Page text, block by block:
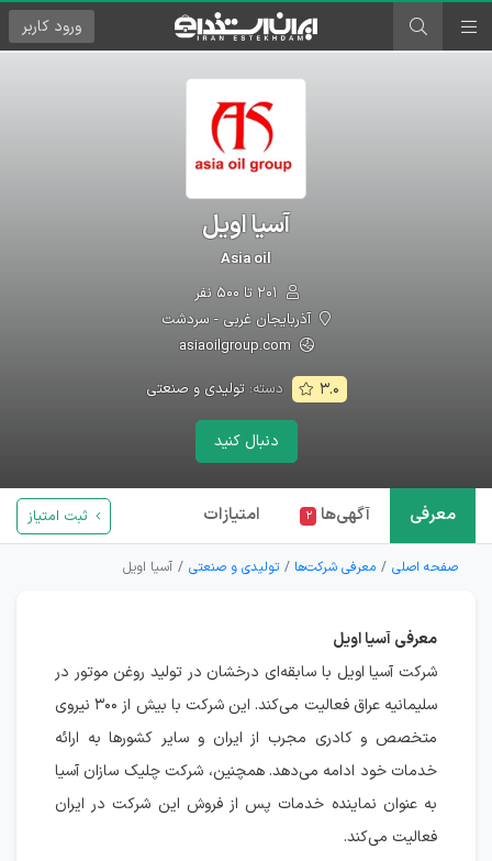
ورود کاربر
آسیا اویل
Asia oil
آذربایجان غربی - سردشت
asiaoilgroup.com
۳.۰ دسته:تولیدی و صنعتی
دنبال کنید
معرفی آگهی‌ها ۲ امتیازات ثبت امتیاز
صفحه اصلی معرفی شرکت‌ها تولیدی و صنعتی آسیا اویل
معرفی آسیا اویل
شرکت آسیا اویل با سابقه‌ای درخشان در تولید روغن موتور در
سلیمانیه عراق فعالیت می‌کند. این شرکت با بیش از ۳۰۰ نیروی
متخصص و کادری مجرب از ایران و سایر کشورها به ارائه
خدمات خود ادامه می‌دهد. همچنین، شرکت چلیک سازان آسیا
به عنوان نماینده خدمات پس از فروش این شرکت در ایران
فعالیت می‌کند.